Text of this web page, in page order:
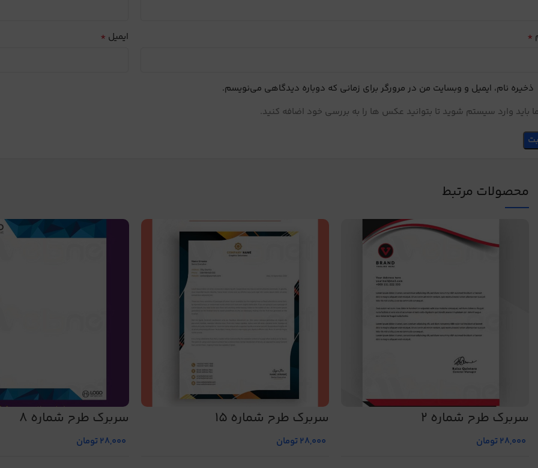
* ایمیل *
ذخیره نام، ایمیل و وبسایت من در مرورگر برای زمانی که دوباره دیدگاهی می‌نویسم.
باید وارد سیستم شوید تا بتوانید عکس ها را به بررسی خود اضافه کنید.
محصولات مرتبط
سربرگ طرح شماره 2
28,000تومان
سربرگ طرح شماره 15
28,000تومان
سربرگ طرح شماره 8
28,000تومان